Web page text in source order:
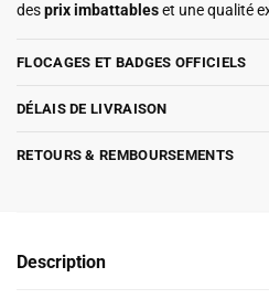
desprix imbattableset une qualité
FLOCAGES ET BADGES OFFICIELS
DÉLAIS DE LIVRAISON
RETOURS & REMBOURSEMENTS
Description